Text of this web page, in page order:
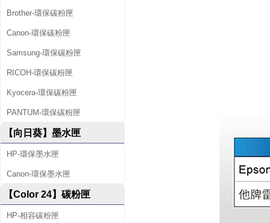
Brother-環保碳粉匣
Canon-環保碳粉匣
Samsung-環保碳粉匣
RICOH-環保碳粉匣
Kyocera-環保碳粉匣
PANTUM-環保碳粉匣
【向日葵】墨水匣
HP-環保墨水匣
Canon-環保墨水匣
【Color 24】碳粉匣
HP-相容碳粉匣